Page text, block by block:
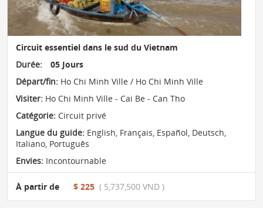
Circuit essentiel dans le sud du Vietnam
Durée:
05 Jours
Départ/fin: Ho Chi Minh Ville / Ho Chi Minh Ville
Visiter: Ho Chi Minh Ville - Cai Be - Can Tho
Catégorie: Circuit privé
Langue du guide: English, Français, Español, Deutsch,
Italiano, Português
Envies: Incontournable
À partir de $ 225 ( 5,737,500 VND )